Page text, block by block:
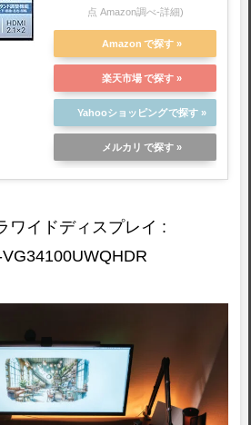
Premium/HDR10/内蔵スピ
ーカー/縦横回転,高さ調整)
点 Amazon調べ-詳細)
Amazon
楽天市場
Yahooショッピング
メルカリ
ワイドディスプレイ :